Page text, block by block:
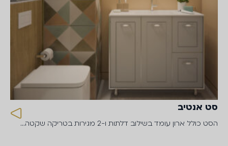
סט אנטיב
הסט כולל ארון עומד בשילוב דלתות ו-2 מגירות בטריקה שקטה…